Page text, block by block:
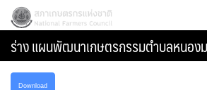
Skip
content
สภาเกษตรกรแห่งชาติ
ร่าง แผนพัฒนาเกษตรกรรมตำบลหนอง
Download